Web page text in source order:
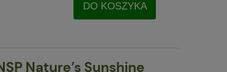
DO KOSZYKA
Nature’s Sunshine